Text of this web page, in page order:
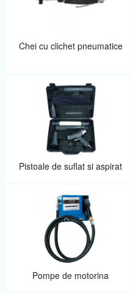
Chei cu clichet pneumatice
Pistoale de suflat si aspirat
Pompe de motorina